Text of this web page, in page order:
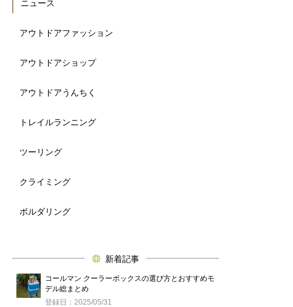
ニュース
アウトドアファッション
アウトドアショップ
アウトドアうんちく
トレイルランニング
ツーリング
クライミング
ボルダリング
新着記事
コールマン クーラーボックスの選び方とおすすめモ
デル総まとめ
登録日：2025/05/31